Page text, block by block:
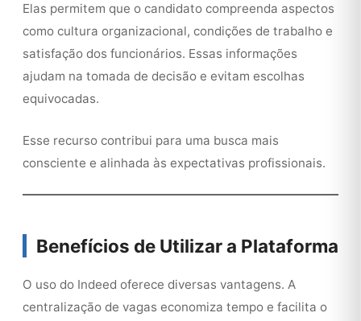
Elas permitem que o candidato compreenda aspectos
como cultura organizacional, condições de trabalho e
satisfação dos funcionários. Essas informações
ajudam na tomada de decisão e evitam escolhas
equivocadas.
Esse recurso contribui para uma busca mais
consciente e alinhada às expectativas profissionais.
Benefícios de Utilizar a Plataforma
O uso do Indeed oferece diversas vantagens. A
centralização de vagas economiza tempo e facilita o